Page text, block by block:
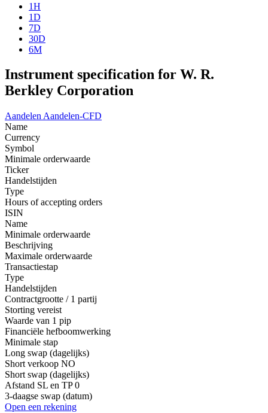
1H
1D
7D
30D
6M
Instrument specification for W. R.
Berkley Corporation
Aandelen Aandelen-CFD
Name
Currency
Symbol
Minimale orderwaarde
Ticker
Handelstijden
Type
Hours of accepting orders
ISIN
Name
Minimale orderwaarde
Beschrijving
Maximale orderwaarde
Transactiestap
Type
Handelstijden
Contractgrootte / 1 partij
Storting vereist
Waarde van 1 pip
Financiële hefboomwerking
Minimale stap
Long swap (dagelijks)
Short verkoop NO
Short swap (dagelijks)
Afstand SL en TP 0
3-daagse swap (datum)
Open een rekening